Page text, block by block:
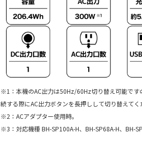
※1：本機のAC出力は50Hz/60Hz切り替え可能で
続する際にAC出力ボタンを長押しして切り替えてく
※2：ACアダプター使用時。
※3：対応機種 BH-SP100A-H、BH-SP68A-H、BH-